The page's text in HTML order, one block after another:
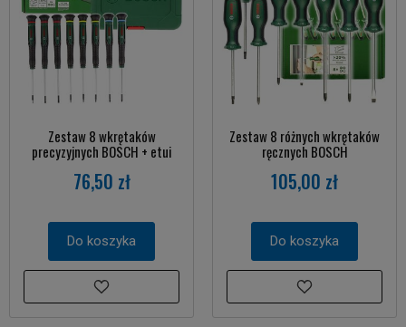
Zestaw 8 wkrętaków
precyzyjnych BOSCH + etui
76,50 zł
Do koszyka
Zestaw 8 różnych wkrętaków
ręcznych BOSCH
105,00 zł
Do koszyka